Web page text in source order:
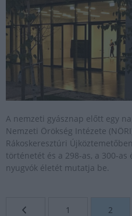
A nemzeti gyásznap előtt egy
Nemzeti Örökség Intézete
Rákoskeresztúri
történetét és a 298-as, a 300-as
nyugvók életét mutatja be.
1 2